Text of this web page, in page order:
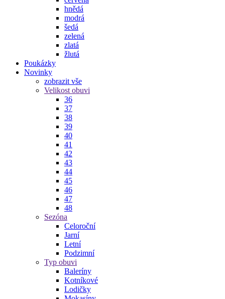
hnědá
modrá
šedá
zelená
zlatá
žlutá
Poukázky
Novinky
zobrazit vše
Velikost obuvi
36
37
38
39
40
41
42
43
44
45
46
47
48
Sezóna
Celoroční
Jarní
Letní
Podzimní
Typ obuvi
Baleríny
Kotníkové
Lodičky